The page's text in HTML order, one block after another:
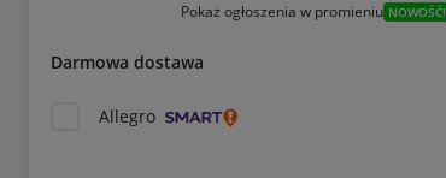
Pokaż ogłoszenia w promieniu NOWOŚĆ!
Darmowa dostawa
Allegro